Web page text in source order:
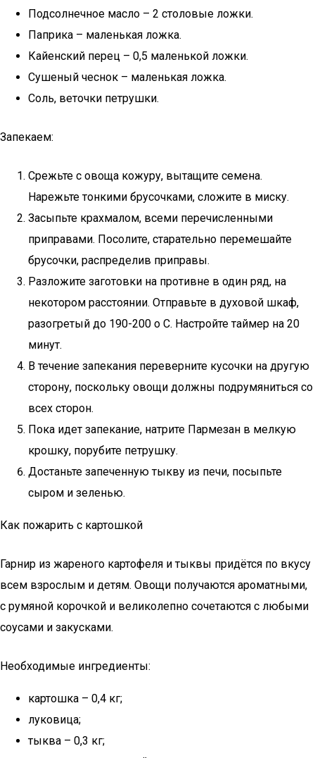
Подсолнечное масло – 2 столовые ложки.
Паприка – маленькая ложка.
Кайенский перец – 0,5 маленькой ложки.
Сушеный чеснок – маленькая ложка.
Соль, веточки петрушки.
Запекаем:
Срежьте с овоща кожуру, вытащите семена.
Нарежьте тонкими брусочками, сложите в миску.
Засыпьте крахмалом, всеми перечисленными
приправами. Посолите, старательно перемешайте
брусочки, распределив приправы.
Разложите заготовки на противне в один ряд, на
некотором расстоянии. Отправьте в духовой шкаф,
разогретый до 190-200 о С. Настройте таймер на 20
минут.
В течение запекания переверните кусочки на другую
сторону, поскольку овощи должны подрумяниться со
всех сторон.
Пока идет запекание, натрите Пармезан в мелкую
крошку, порубите петрушку.
Достаньте запеченную тыкву из печи, посыпьте
сыром и зеленью.
Как пожарить с картошкой
Гарнир из жареного картофеля и тыквы придётся по вкусу
всем взрослым и детям. Овощи получаются ароматными,
с румяной корочкой и великолепно сочетаются с любыми
соусами и закусками.
Необходимые ингредиенты:
картошка – 0,4 кг;
луковица;
тыква – 0,3 кг;